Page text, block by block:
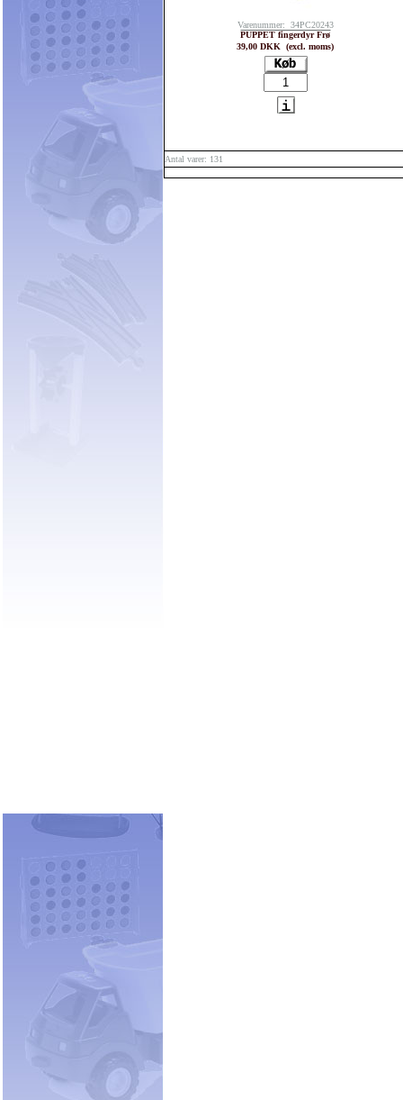
Varenummer: 34PC20243
PUPPET fingerdyr Frø
39,00 DKK (excl. moms)
Antal varer: 131